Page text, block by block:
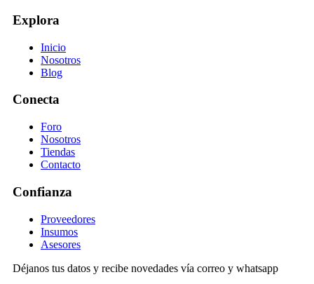
Explora
Inicio
Nosotros
Blog
Conecta
Foro
Nosotros
Tiendas
Contacto
Confianza
Proveedores
Insumos
Asesores
Déjanos tus datos y recibe novedades vía correo y whatsapp